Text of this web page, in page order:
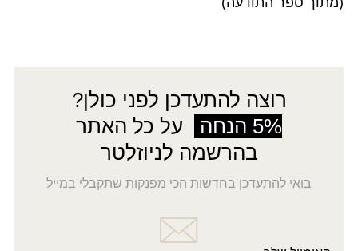
רוצה להתעדכן לפני כולן?
5% הנחה
על כל האתר
בהרשמה לניוזלטר
בואי להתעדכן בחדשות הכי מפנקות שתקבלי במייל